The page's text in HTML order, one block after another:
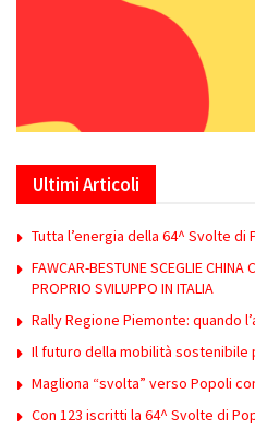
Ultimi Articoli
Tutta l’energia della 64^ Svolte di
FAWCAR-BESTUNE SCEGLIE CHINA
PROPRIO SVILUPPO IN ITALIA
Rally Regione Piemonte: quando
Il futuro della mobilità sostenibile
Magliona “svolta” verso Popoli
Con 123 iscritti la 64^ Svolte di